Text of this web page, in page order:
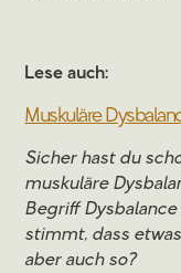
Lese auch:
Muskuläre
Sicher hast du
muskuläre
Begriff
stimmt, dass
aber auch so?